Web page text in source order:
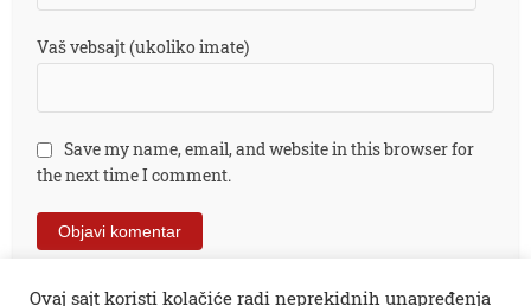
Vaš vebsajt (ukoliko imate)
Save my name, email, and website in this browser for
the next time I comment.
Ovaj sajt koristi kolačiće radi neprekidnih unapređenja